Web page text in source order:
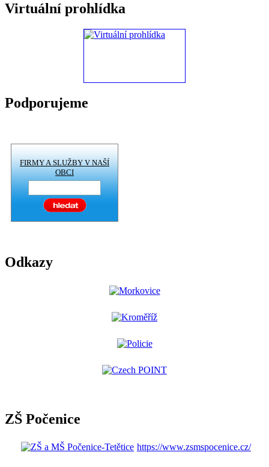
Virtuální prohlídka
Podporujeme
FIRMY A SLUŽBY V NAŠÍ
OBCI
Odkazy
ZŠ Počenice
https://www.zsmspocenice.cz/